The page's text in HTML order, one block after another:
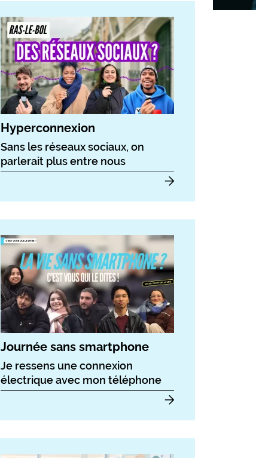
Hyperconnexion
Sans les réseaux sociaux, on
parlerait plus entre nous
Journée sans smartphone
Je ressens une connexion
électrique avec mon téléphone